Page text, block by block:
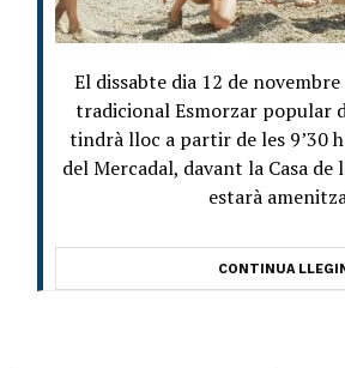
El dissabte dia 12 de
tradicional Esmorzar popular
tindrà lloc a partir de les 9’30
del Mercadal, davant la Casa de
estarà
CONTINUA